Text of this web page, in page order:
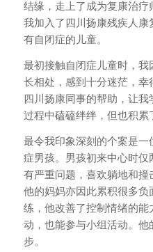
结缘，走上了成为复康治疗
我加入了四川扬康残疾人
有自闭症的儿童。
最初接触自闭症儿童时，
长相处，感到十分迷茫，幸
四川扬康同事的帮助，让
过程中磕磕绊绊，但也积累
最令我印象深刻的个案是
症男孩。男孩初来中心时
有严重问题，喜欢躺地和撞
他的妈妈亦因此累积很多负
练，他改善了控制情绪的
动，也能参与小组活动。
步。